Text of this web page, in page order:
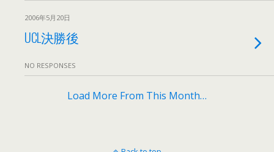
2006年5月20日
UCL決勝後
NO RESPONSES
Load More From This Month…